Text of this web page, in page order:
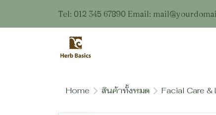
Tel: 012 345 67890 Email:
Home สินค้าทั้งหมด Facial Care &